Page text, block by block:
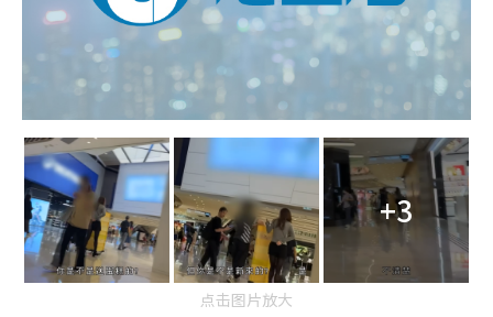
+3
点击图片放大